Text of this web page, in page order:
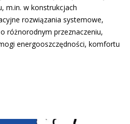
m.in. w konstrukcjach
rozwiązania systemowe,
różnorodnym przeznaczeniu,
energooszczędności, komfortu